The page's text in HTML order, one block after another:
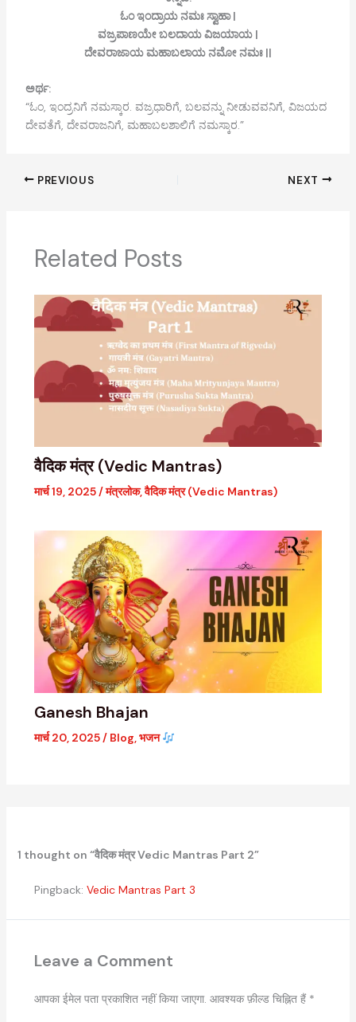
ಓಂ ಇಂದ್ರಾಯ ನಮಃ ಸ್ವಾಹಾ |
ವಜ್ರಪಾಣಯೇ ಬಲದಾಯ ವಿಜಯಾಯ |
ದೇವರಾಜಾಯ ಮಹಾಬಲಾಯ ನಮೋ ನಮಃ ||
ಅರ್ಥ:
“ಓಂ, ಇಂದ್ರನಿಗೆ ನಮಸ್ಕಾರ. ವಜ್ರಧಾರಿಗೆ, ಬಲವನ್ನು ನೀಡುವವನಿಗೆ, ವಿಜಯದ
ದೇವತೆಗೆ, ದೇವರಾಜನಿಗೆ, ಮಹಾಬಲಶಾಲಿಗೆ ನಮಸ್ಕಾರ.”
PREVIOUS NEXT
Related Posts
वैदिक मंत्र (Vedic Mantras)
मार्च 19, 2025/मंत्रलोक,वैदिक मंत्र (Vedic Mantras)
Ganesh Bhajan
मार्च 20, 2025/ Blog,भजन
1 thought on “वैदिक मंत्र Vedic Mantras Part 2”
Pingback: Vedic Mantras Part 3
Leave a Comment
आपका ईमेल पता प्रकाशित नहीं किया जाएगा. आवश्यक फ़ील्ड चिह्नित हैं *